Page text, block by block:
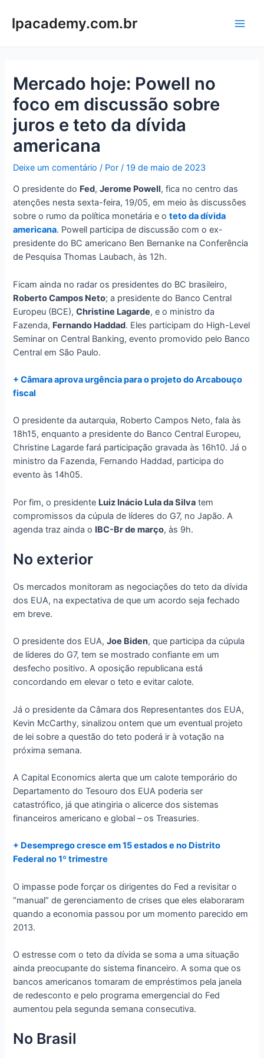
paralpacademy.com.br
Mercado hoje: Powell no
foco em discussão sobre
juros e teto da dívida
americana
Deixe um comentário / Por/19 de maio de 2023
O presidente do Fed,Jerome Powell, fica no centro das
atenções nesta sexta-feira, 19/05, em meio às discussões
sobre o rumo da política monetária e oteto da dívida
americana. Powell participa de discussão com o ex-
presidente do BC americano Ben Bernanke na Conferência
de Pesquisa Thomas Laubach, às 12h.
Ficam ainda no radar os presidentes do BC brasileiro,
Roberto Campos Neto; a presidente do Banco Central
Europeu (BCE),Christine Lagarde, e o ministro da
Fazenda, Fernando Haddad. Eles participam do High-Level
Seminar on Central Banking, evento promovido pelo Banco
Central em São Paulo.
+ Câmara aprova urgência para o projeto do Arcabouço
fiscal
O presidente da autarquia, Roberto Campos Neto, fala às
18h15, enquanto a presidente do Banco Central Europeu,
Christine Lagarde fará participação gravada às 16h10. Já o
ministro da Fazenda, Fernando Haddad, participa do
evento às 14h05.
Por fim, o presidente Luiz Inácio Lula da Silva tem
compromissos da cúpula de líderes do G7, no Japão. A
agenda traz ainda o IBC-Br de março, às 9h.
No exterior
Os mercados monitoram as negociações do teto da dívida
dos EUA, na expectativa de que um acordo seja fechado
em breve.
O presidente dos EUA,Joe Biden, que participa da cúpula
de líderes do G7, tem se mostrado confiante em um
desfecho positivo. A oposição republicana está
concordando em elevar o teto e evitar calote.
Já o presidente da Câmara dos Representantes dos EUA,
Kevin McCarthy, sinalizou ontem que um eventual projeto
de lei sobre a questão do teto poderá ir à votação na
próxima semana.
A Capital Economics alerta que um calote temporário do
Departamento do Tesouro dos EUA poderia ser
catastrófico, já que atingiria o alicerce dos sistemas
financeiros americano e global – os Treasuries.
+ Desemprego cresce em 15 estados e no Distrito
Federal no 1º trimestre
O impasse pode forçar os dirigentes do Fed a revisitar o
“manual” de gerenciamento de crises que eles elaboraram
quando a economia passou por um momento parecido em
2013.
O estresse com o teto da dívida se soma a uma situação
ainda preocupante do sistema financeiro. A soma que os
bancos americanos tomaram de empréstimos pela janela
de redesconto e pelo programa emergencial do Fed
aumentou pela segunda semana consecutiva.
No Brasil